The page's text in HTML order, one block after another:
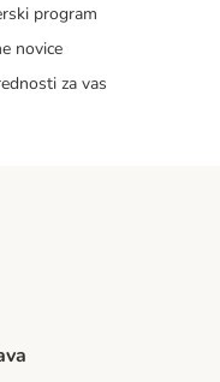
program
novice
za vas